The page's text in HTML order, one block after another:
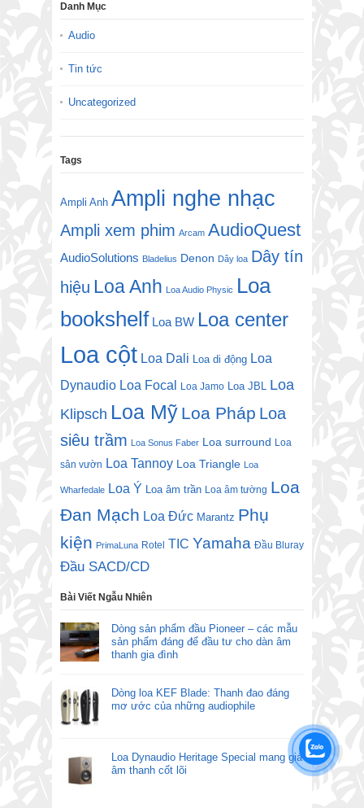
Danh Mục
Audio
Tin tức
Uncategorized
Tags
Ampli Anh Ampli nghe nhạc
Ampli xem phim Arcam AudioQuest
AudioSolutions Bladelius Denon Dây loa Dây tín
hiệu Loa Anh Loa Audio Physic Loa
bookshelf Loa BW Loa center
Loa cột Loa Dali Loa di động Loa
Dynaudio Loa Focal Loa Jamo Loa JBL Loa
Klipsch Loa Mỹ Loa Pháp Loa
siêu trầm Loa Sonus Faber Loa surround Loa
sân vườn Loa Tannoy Loa Triangle Loa
Wharfedale Loa Ý Loa âm trần Loa âm tường Loa
Đan Mạch Loa Đức Marantz Phụ
kiện PrimaLuna Rotel TIC Yamaha Đầu Bluray
Đầu SACD/CD
Bài Viết Ngẫu Nhiên
Dòng sản phẩm đầu Pioneer – các mẫu
sản phẩm đáng để đầu tư cho dàn âm
thanh gia đình
Dòng loa KEF Blade: Thanh đao đáng
mơ ước của những audiophile
Loa Dynaudio Heritage Special mang giá
âm thanh cốt lõi